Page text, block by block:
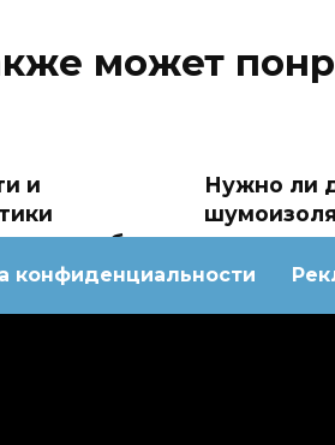
может
и
трубок
Нужно ли
конфиденциальности